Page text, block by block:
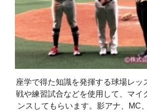
座学で得た知識を発揮する球場レッ
戦や練習試合などを使用して、マイ
ンスしてもらいます。影アナ、MC